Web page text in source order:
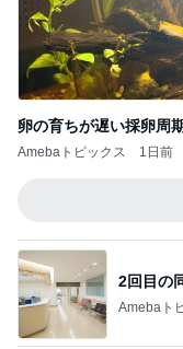
卵の育ちが遅い採卵周
Amebaトピックス 1日前
2回目の
Amebaト